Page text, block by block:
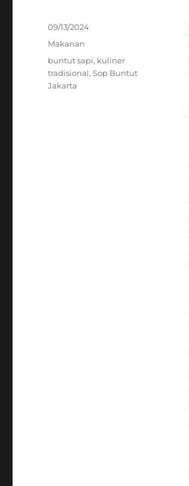
Posted
09/13/2024
Categories
Makanan
Tags
buntut sapi, kuliner
tradisional,Sop Buntut
Jakarta